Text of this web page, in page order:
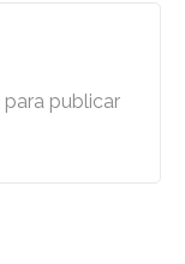
para publicar